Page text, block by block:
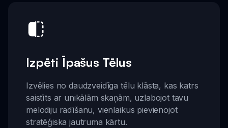
Izpēti Īpašus Tēlus
Izvēlies no daudzveidīga tēlu klāsta, kas katrs
saistīts ar unikālām skaņām, uzlabojot tavu
melodiju radīšanu, vienlaikus pievienojot
stratēģiska jautruma kārtu.